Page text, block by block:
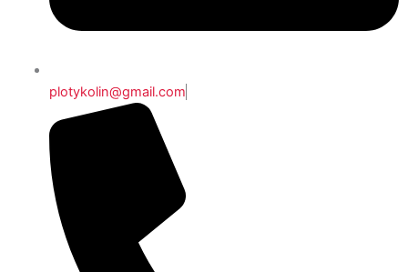
plotykolin@gmail.com